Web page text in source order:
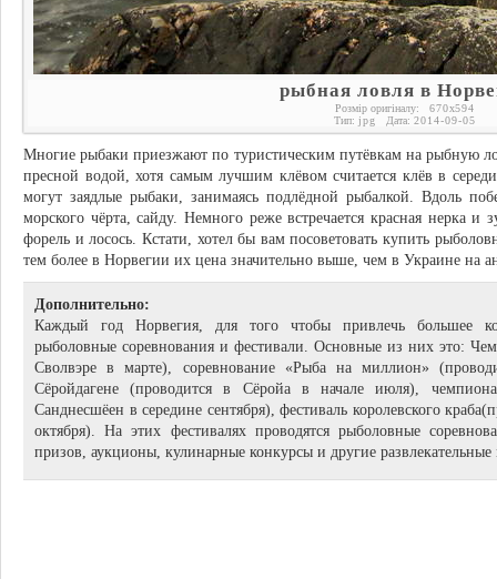
рыбная ловля в
Розмір оригіналу: 670x594
Тип: jpg Дата: 2014-09-05
Многие рыбаки приезжают по туристическим путёвкам на рыбную
пресной водой, хотя самым лучшим клёвом считается клёв в
могут заядлые рыбаки, занимаясь подлёдной рыбалкой. Вдоль
морского чёрта, сайду. Немного реже встречается красная нерка и
форель и лосось. Кстати, хотел бы вам посоветовать купить
тем более в Норвегии их цена значительно выше, чем в Украине на
Дополнительно:
Каждый год Норвегия, для того чтобы привлечь большее
рыболовные соревнования и фестивали. Основные из них это:
Сволвэре в марте), соревнование «Рыба на миллион»
Сёройдагене (проводится в Сёройа в начале июля),
Санднесшёен в середине сентября), фестиваль королевского
октября). На этих фестивалях проводятся рыболовные
призов, аукционы, кулинарные конкурсы и другие развлекательные